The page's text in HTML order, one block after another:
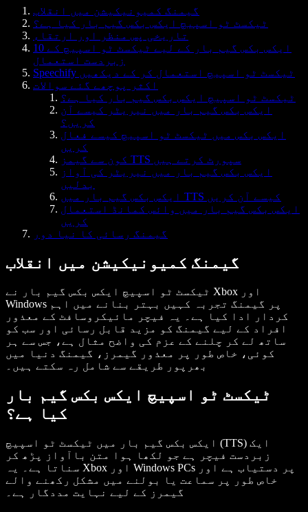
گیمنگ کمیونیکیشن میں انقلاب
ٹیکسٹ ٹو اسپیچ ایکس بکس گیم بار کیا ہے؟
تاریخی پس منظر اور ارتقاء
ایکس بکس گیم بار کے لیے ٹیکسٹ ٹو اسپیچ کے 10
زبردست استعمال
Speechify ٹیکسٹ ٹو اسپیچ استعمال کر کے دیکھیں
اکثر پوچھے گئے سوالات
ٹیکسٹ ٹو اسپیچ ایکس بکس گیم بار کیا ہے؟
ایکس بکس گیم بار میں نیریٹر کیسے آن
کریں؟
ایکس بکس میں ٹیکسٹ ٹو اسپیچ کیسے فعال
کریں
کون سے گیمز TTS سپورٹ کرتے ہیں
ایکس بکس گیم بار میں نیریٹر کی آواز
بدلیں
ایکس بکس گیم بار میں TTS کیسے آن کریں
ایکس بکس گیم بار میں وائس کمانڈ استعمال
کریں
گیمنگ رسائی کا نیا دور
گیمنگ کمیونیکیشن میں انقلاب
ٹیکسٹ ٹو اسپیچ ایکس بکس گیم بار
نے Xbox اور
Windows پر گیمنگ تجربہ کہیں بہتر بنانے میں اہم
کردار ادا کیا ہے۔ یہ فیچر مائیکروسافٹ کے معذور
افراد کے لیے گیمنگ کو مزید قابل رسائی اور سب کو
ساتھ لے کر چلنے کے عزم کی واضح مثال ہے، جس سے ہر
کوئی، خاص طور پر معذور گیمرز، گیمنگ دنیا میں
بھرپور طریقے سے شامل رہ سکتے ہیں۔
ٹیکسٹ ٹو اسپیچ ایکس بکس گیم بار
کیا ہے؟
ایکس بکس گیم بار میں ٹیکسٹ ٹو اسپیچ (TTS) ایک
زبردست فیچر ہے جو لکھا ہوا متن باآواز پڑھ کر
سناتا ہے۔ یہ Xbox اور Windows PCs پر دستیاب ہے اور
خاص طور پر سماعت یا بولنے میں مشکل رکھنے والے
گیمرز کے لیے نہایت مددگار ہے۔